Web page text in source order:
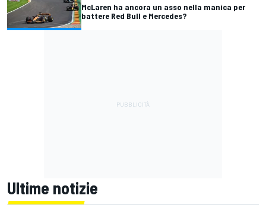
McLaren ha ancora un asso nella manica per
battere Red Bull e Mercedes?
Ultime notizie